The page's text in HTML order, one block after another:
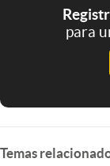
para
Temas